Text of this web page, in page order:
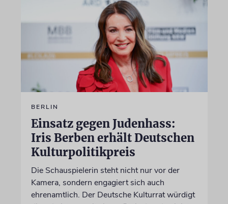
BERLIN
Einsatz gegen Judenhass:
Iris Berben erhält Deutschen
Kulturpolitikpreis
Die Schauspielerin steht nicht nur vor der
Kamera, sondern engagiert sich auch
ehrenamtlich. Der Deutsche Kulturrat würdigt